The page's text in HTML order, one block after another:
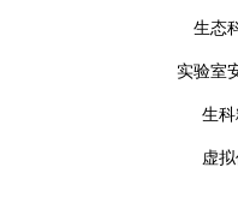
生态
实验室
生
虚